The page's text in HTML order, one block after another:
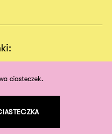
ciasteczek.